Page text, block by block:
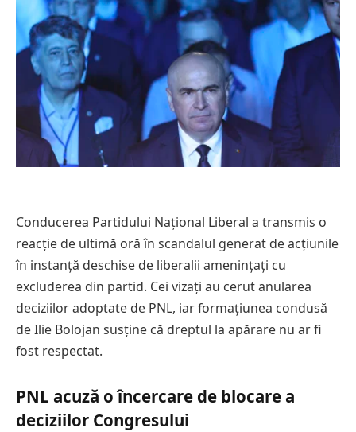
Conducerea Partidului Național Liberal a transmis o
reacție de ultimă oră în scandalul generat de acțiunile
în instanță deschise de liberalii amenințați cu
excluderea din partid. Cei vizați au cerut anularea
deciziilor adoptate de PNL, iar formațiunea condusă
de Ilie Bolojan susține că dreptul la apărare nu ar fi
fost respectat.
PNL acuză o încercare de blocare a
deciziilor Congresului